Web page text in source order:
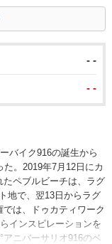
- -
- -
バイク916の誕生から
。2019年7月12日にカ
たペブルビーチは、ラグ
地で、翌13日からラグ
は、ドゥカティワーク
インスピレーションを
ニバーサリオ916のベ